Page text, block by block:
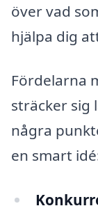
över vad
hjälpa dig
Fördelarna
sträcker sig
några
en smart